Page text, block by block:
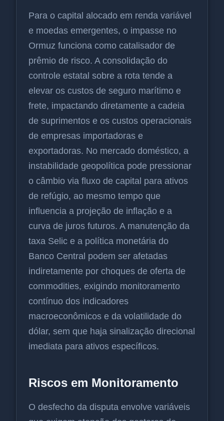
Para o capital alocado em renda variável
e moedas emergentes, o impasse no
Ormuz funciona como catalisador de
prêmio de risco. A consolidação do
controle estatal sobre a rota tende a
elevar os custos de seguro marítimo e
frete, impactando diretamente a cadeia
de suprimentos e os custos operacionais
de empresas importadoras e
exportadoras. No mercado doméstico, a
instabilidade geopolítica pode pressionar
o câmbio via fluxo de capital para ativos
de refúgio, ao mesmo tempo que
influencia a projeção de inflação e a
curva de juros futuros. A manutenção da
taxa Selic e a política monetária do
Banco Central podem ser afetadas
indiretamente por choques de oferta de
commodities, exigindo monitoramento
contínuo dos indicadores
macroeconômicos e da volatilidade do
dólar, sem que haja sinalização direcional
imediata para ativos específicos.
Riscos em Monitoramento
O desfecho da disputa envolve variáveis